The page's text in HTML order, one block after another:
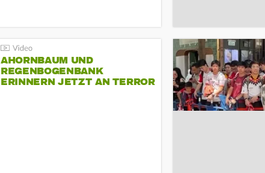
AHORNBAUM UND
REGENBOGENBANK
ERINNERN JETZT AN TERROR